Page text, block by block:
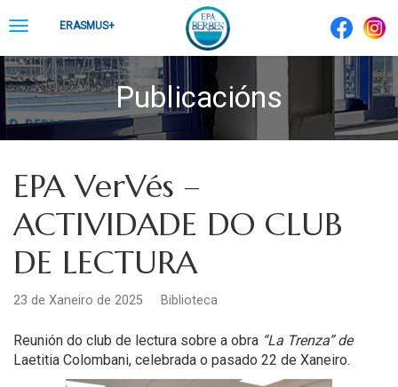
to ToggleERASMUS+
Publicacións
EPA VerVés –
ACTIVIDADE DO CLUB
DE LECTURA
23 de Xaneiro de 2025 Biblioteca
Reunión do club de lectura sobre a obra “La Trenza” de
Laetitia Colombani, celebrada o pasado 22 de Xaneiro.